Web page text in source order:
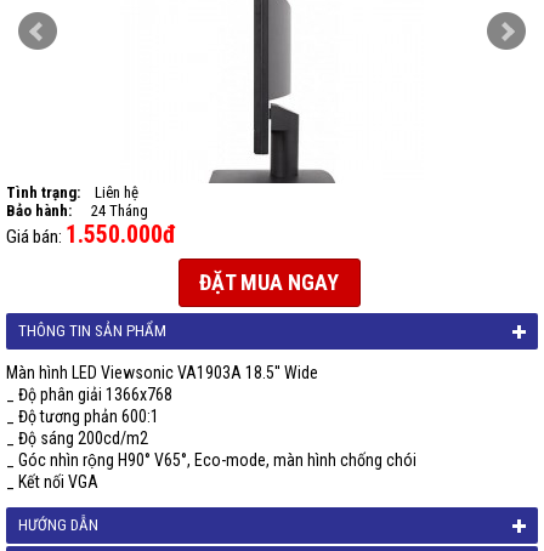
Tình trạng:
Liên hệ
Bảo hành:
24 Tháng
Giá bán: 1.550.000đ
ĐẶT MUA NGAY
THÔNG TIN SẢN PHẨM
Màn hình LED Viewsonic VA1903A 18.5'' Wide
_ Độ phân giải 1366x768
_ Độ tương phản 600:1
_ Độ sáng 200cd/m2
_ Góc nhìn rộng H90° V65°, Eco-mode, màn hình chống chói
_ Kết nối VGA
HƯỚNG DẪN